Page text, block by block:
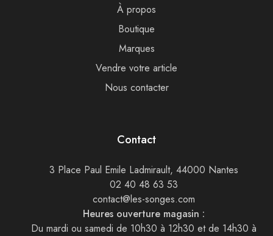
À propos
Boutique
Marques
Vendre votre article
Nous contacter
Contact
3 Place Paul Emile Ladmirault, 44000 Nantes
02 40 48 63 53
contact@les-songes.com
Heures ouverture magasin :
Du mardi ou samedi de 10h30 à 12h30 et de 14h30 à